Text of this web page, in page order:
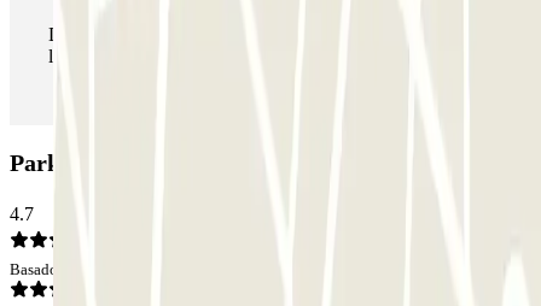
Durante tu estancia podrás entrar y salir del parking todas
las veces que quieras.
Parking ParkBee Tiendplein: Opiniones
4.7
Basado en 1 opiniones